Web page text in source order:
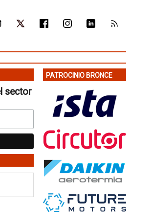
sector
PATROCINIO BRONCE